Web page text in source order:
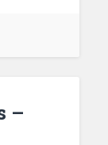
–